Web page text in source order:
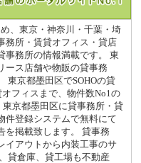
、東京・神奈川・千葉・埼
務所・賃貸オフィス・貸店
事務所の情報満載です。 東
ース店舗や物販の貸事務
東京都墨田区でSOHOの貸
フィスまで、物件数No1の
京都墨田区に貸事務所・貸
件登録システムで無料にて
を掲載致します。 貸事務
イアウトから内装工事のサ
貸倉庫、貸工場も不動産